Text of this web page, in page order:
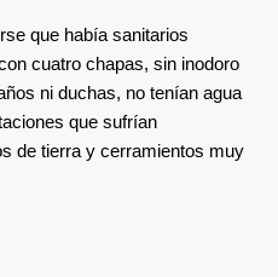
que había sanitarios
cuatro chapas, sin inodoro
ni duchas, no tenían agua
que sufrían
de tierra y cerramientos muy